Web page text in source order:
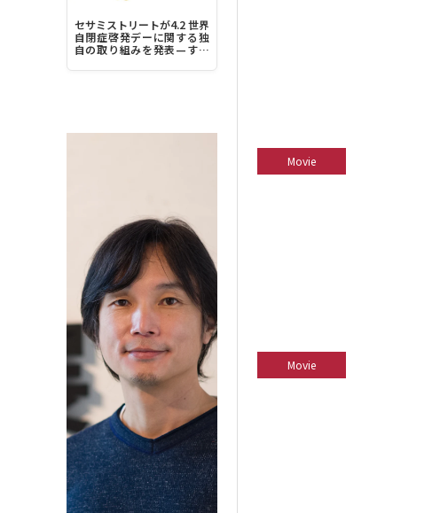
Movie
Movie
セサミストリートが4.2 世界
自閉症啓発デーに関する独
自の取り組みを発表—すべ
のある社会を築く力に